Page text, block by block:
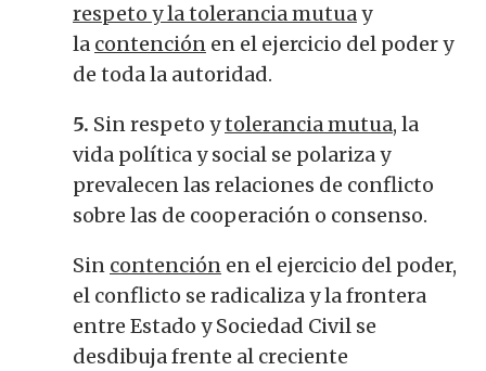
respeto y la tolerancia mutuay
la contención en el ejercicio del poder y
de toda la autoridad.
5. Sin respeto ytolerancia mutua, la
vida política y social se polariza y
prevalecen las relaciones de conflicto
sobre las de cooperación o consenso.
Sin contención en el ejercicio del poder,
el conflicto se radicaliza y la frontera
entre Estado y Sociedad Civil se
desdibuja frente al creciente